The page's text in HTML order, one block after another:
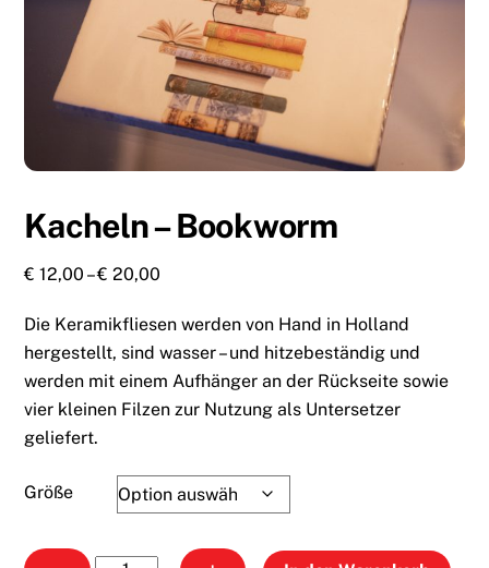
Kacheln – Bookworm
€ 12,00 –€ 20,00
bis
€ 20,00
Die Keramikfliesen werden von Hand in Holland
hergestellt, sind wasser – und hitzebeständig und
werden mit einem Aufhänger an der Rückseite sowie
vier kleinen Filzen zur Nutzung als Untersetzer
geliefert.
Größe
Kacheln